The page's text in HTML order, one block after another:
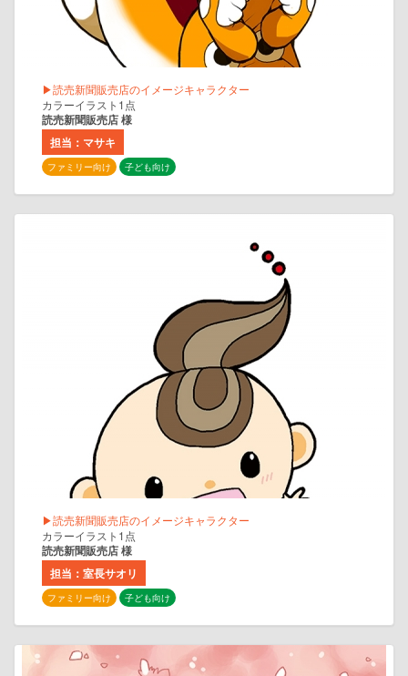
▶読売新聞販売店のイメージキャラクター
カラーイラスト1点
読売新聞販売店 様
担当：マサキ
ファミリー向け 子ども向け
▶読売新聞販売店のイメージキャラクター
カラーイラスト1点
読売新聞販売店 様
担当：室長サオリ
ファミリー向け 子ども向け